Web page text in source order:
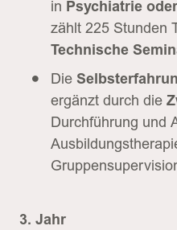
in Psychiatrie
zählt 225 Stunden
Technische
Die
ergänzt durch die
Durchführung und
3. Jahr